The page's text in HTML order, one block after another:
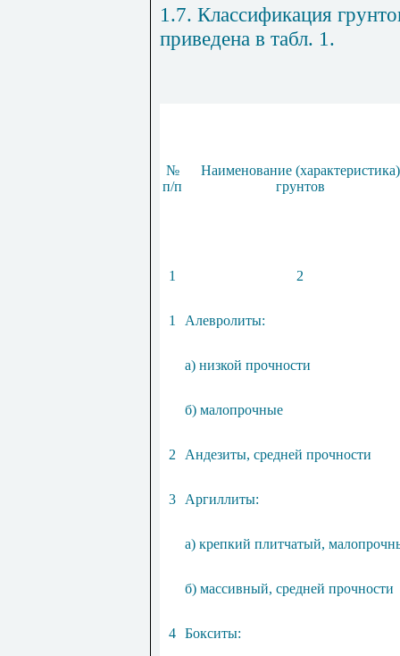
1.7. Классификация
приведена в табл. 1.
№
п/п
Наименование (характеристика)
грунтов
1 2
1 Алевролиты:
а) низкой прочности
б) малопрочные
2 Андезиты, средней прочности
3 Аргиллиты:
а) крепкий плитчатый,
б) массивный, средней прочности
4 Бокситы: